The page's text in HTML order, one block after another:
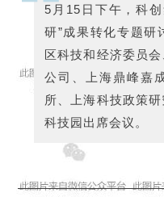
5月15日下午，科
研”成果转化专题研
区科技和经济委员
公司、上海鼎峰嘉
所、上海科技政策
科技园出席会议。